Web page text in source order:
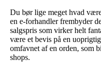
Du bør lige meget hvad
en e-forhandler frembyder
salgspris som virker helt
være et bevis på en
omfavnet af en orden, som
shops.